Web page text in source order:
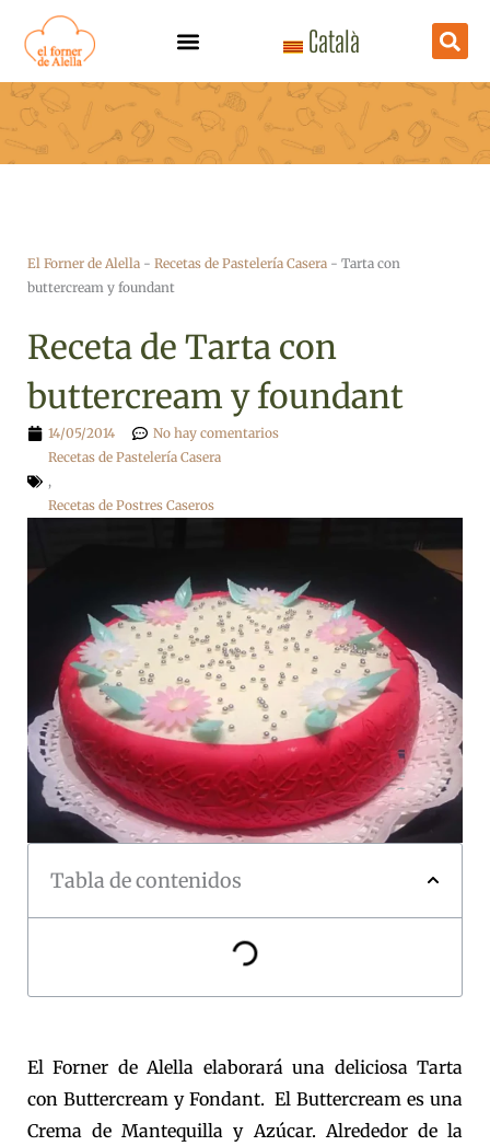
contenido
Català
El Forner de Alella - Recetas de Pastelería Casera - Tarta con
buttercream y foundant
Receta de Tarta con
buttercream y foundant
14/05/2014
No hay comentarios
Recetas de Pastelería Casera
,
Recetas de Postres Caseros
Tabla de contenidos
El Forner de Alella elaborará una deliciosa Tarta
con Buttercream y Fondant. El Buttercream es una
Crema de Mantequilla y Azúcar. Alrededor de la